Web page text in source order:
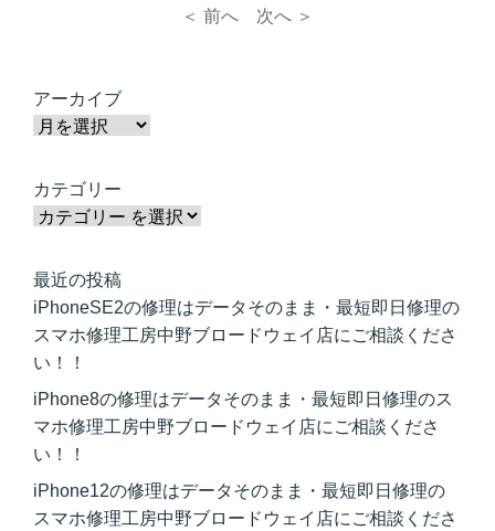
＜ 前へ 次へ ＞
アーカイブ
カテゴリー
最近の投稿
iPhoneSE2の修理はデータそのまま・最短即日修理の
スマホ修理工房中野ブロードウェイ店にご相談くださ
い！！
iPhone8の修理はデータそのまま・最短即日修理のス
マホ修理工房中野ブロードウェイ店にご相談くださ
い！！
iPhone12の修理はデータそのまま・最短即日修理の
スマホ修理工房中野ブロードウェイ店にご相談くださ